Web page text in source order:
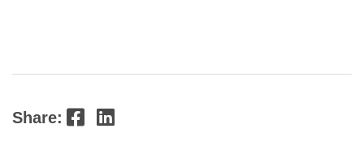
Share: Facebook LinkedIn